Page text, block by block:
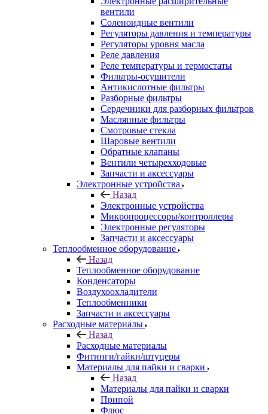
вентили
Соленоидные вентили
Регуляторы давления и температуры
Регуляторы уровня масла
Реле давления
Реле температуры и термостаты
Фильтры-осушители
Антикислотные фильтры
Разборные фильтры
Сердечники для разборных фильтров
Маслянные фильтры
Смотровые стекла
Шаровые вентили
Обратные клапаны
Вентили четырехходовые
Запчасти и аксессуары
Электронные устройства
Назад
Электронные устройства
Микропроцессоры/контроллеры
Электронные регуляторы
Запчасти и аксессуары
Теплообменное оборудование
Назад
Теплообменное оборудование
Конденсаторы
Воздухоохладители
Теплообменники
Запчасти и аксессуары
Расходные материалы
Назад
Расходные материалы
Фитинги/гайки/штуцеры
Материалы для пайки и сварки
Назад
Материалы для пайки и сварки
Припой
Флюс